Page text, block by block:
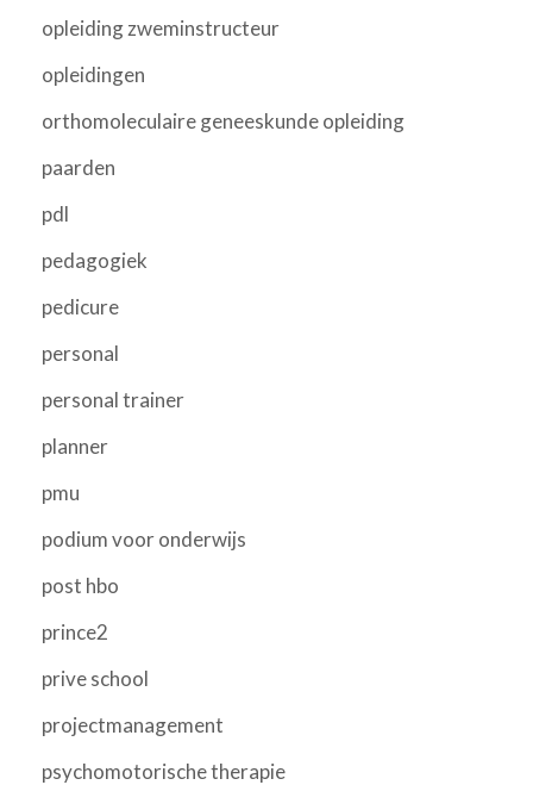
opleiding zweminstructeur
opleidingen
orthomoleculaire geneeskunde opleiding
paarden
pdl
pedagogiek
pedicure
personal
personal trainer
planner
pmu
podium voor onderwijs
post hbo
prince2
prive school
projectmanagement
psychomotorische therapie